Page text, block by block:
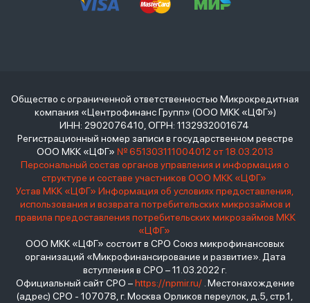
Общество с ограниченной ответственностью Микрокредитная
компания «Центрофинанс Групп» (ООО МКК «ЦФГ»)
ИНН: 2902076410, ОГРН: 1132932001674
Регистрационный номер записи в государственном реестре
ООО МКК «ЦФГ» № 651303111004012 от 18.03.2013
Персональный состав органов управления и информация о
структуре и составе участников ООО МКК «ЦФГ»
Устав МКК «ЦФГ» Информация об условиях предоставления,
использования и возврата потребительских микрозаймов и
правила предоставления потребительских микрозаймов МКК
«ЦФГ»
ООО МКК «ЦФГ» состоит в СРО Союз микрофинансовых
организаций «Микрофинансирование и развитие». Дата
вступления в СРО – 11.03.2022 г.
Официальный сайт СРО –https://npmir.ru/. Местонахождение
(адрес) СРО - 107078, г. Москва Орликов переулок, д.5, стр.1,